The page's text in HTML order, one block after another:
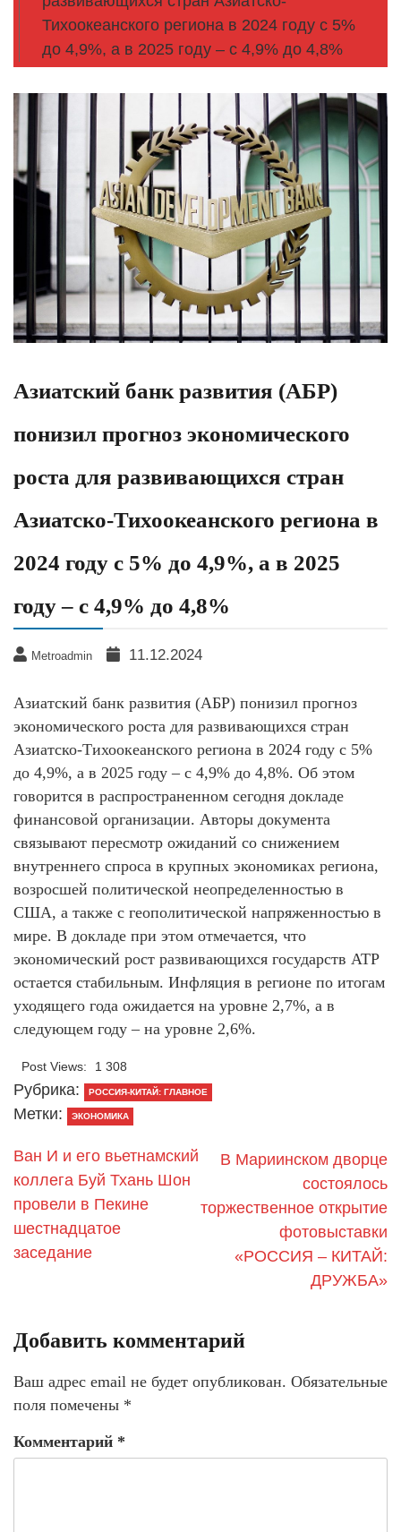
Тихоокеанского региона в 2024 году с 5%
до 4,9%, а в 2025 году – с 4,9% до 4,8%
Азиатский банк развития (АБР)
понизил прогноз экономического
роста для развивающихся стран
Азиатско-Тихоокеанского региона в
2024 году с 5% до 4,9%, а в 2025
году – с 4,9% до 4,8%
Metroadmin 11.12.2024
Азиатский банк развития (АБР) понизил прогноз
экономического роста для развивающихся стран
Азиатско-Тихоокеанского региона в 2024 году с 5%
до 4,9%, а в 2025 году – с 4,9% до 4,8%. Об этом
говорится в распространенном сегодня докладе
финансовой организации. Авторы документа
связывают пересмотр ожиданий со снижением
внутреннего спроса в крупных экономиках региона,
возросшей политической неопределенностью в
США, а также с геополитической напряженностью в
мире. В докладе при этом отмечается, что
экономический рост развивающихся государств АТР
остается стабильным. Инфляция в регионе по итогам
уходящего года ожидается на уровне 2,7%, а в
следующем году – на уровне 2,6%.
Post Views: 1 308
Рубрика: РОССИЯ-КИТАЙ: ГЛАВНОЕ
Метки: ЭКОНОМИКА
Ван И и его вьетнамский
коллега Буй Тхань Шон
провели в Пекине
шестнадцатое
заседание
В Мариинском дворце
состоялось
торжественное открытие
фотовыставки
«РОССИЯ – КИТАЙ:
ДРУЖБА»
Добавить комментарий
Ваш адрес email не будет опубликован. Обязательные
поля помечены *
Комментарий *